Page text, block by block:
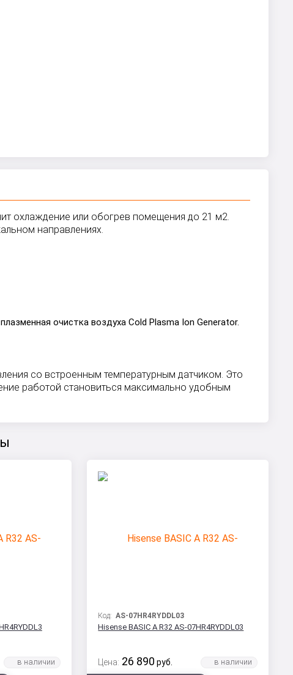
охлаждение или обогрев помещения до 21 м2.
направлениях.
очистка воздуха Cold Plasma Ion Generator.
со встроенным температурным датчиком. Это
работой становиться максимально удобным
Код:AS-07HR4RYDDL03
Hisense BASIC A R32 AS-07HR4RYDDL03
Цена: 26 890 руб.